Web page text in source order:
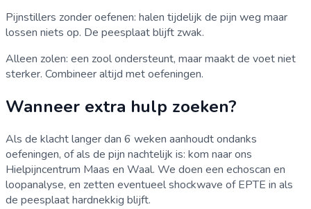
Pijnstillers zonder oefenen: halen tijdelijk de pijn weg maar
lossen niets op. De peesplaat blijft zwak.
Alleen zolen: een zool ondersteunt, maar maakt de voet niet
sterker. Combineer altijd met oefeningen.
Wanneer extra hulp zoeken?
Als de klacht langer dan 6 weken aanhoudt ondanks
oefeningen, of als de pijn nachtelijk is: kom naar ons
Hielpijncentrum Maas en Waal. We doen een echoscan en
loopanalyse, en zetten eventueel shockwave of EPTE in als
de peesplaat hardnekkig blijft.